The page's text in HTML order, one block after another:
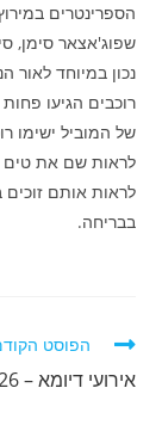
הספרינטרים
שפוג'אצאר סימן,
של המוביל ישימו
לראות שם את טים
לראות אותם
בבריחה.
לקרוא
נוספים
הפוסט
אירועי דיומא – 17.06.2026 – מונדיאל 2026 ואופניים